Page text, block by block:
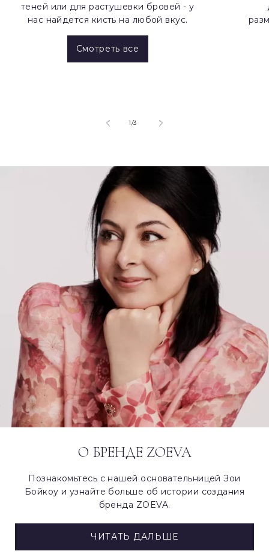
теней или для растушевки бровей - у
нас найдется кисть на любой вкус.
Смотреть все
1/
of3
О БРЕНДЕ ZOEVA
Познакомьтесь с нашей основательницей Зои
Бойкоу и узнайте больше об истории создания
бренда ZOEVA.
ЧИТАТЬ ДАЛЬШЕ